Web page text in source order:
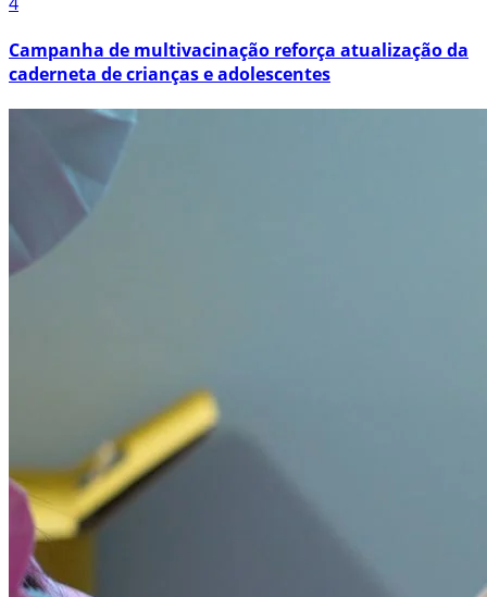
Campanha de multivacinação reforça atualização da
caderneta de crianças e adolescentes